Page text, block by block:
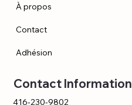
À propos
Contact
Adhésion
Contact Information
416-230-9802